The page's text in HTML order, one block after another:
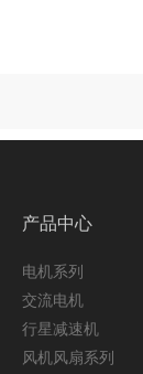
产品中心
电机系列
交流电机
行星减速机
风机风扇系列